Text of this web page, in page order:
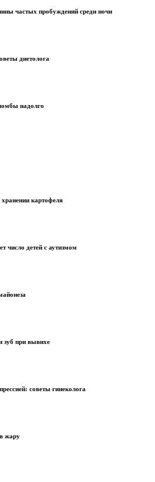
частых пробуждений среди ночи
диетолога
надолго
картофеля
число детей с аутизмом
зуб при вывихе
советы гинеколога
жару